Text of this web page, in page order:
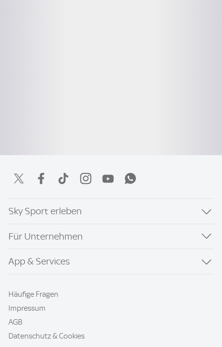
Sky Sport erleben
Für Unternehmen
App & Services
Häufige Fragen
Impressum
AGB
Datenschutz & Cookies